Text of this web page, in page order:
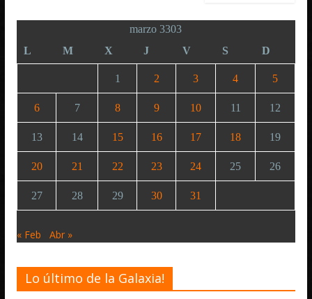
marzo 3303
L
M X J V S D
1 2 3 4 5
6 7 8 9 10 11 12
13 14 15 16 17 18 19
20 21 22 23 24 25 26
27 28 29 30 31
« Feb Abr »
Lo último de la Galaxia!